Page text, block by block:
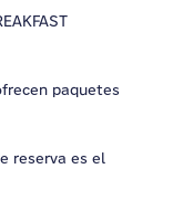
paquetes
reserva es el